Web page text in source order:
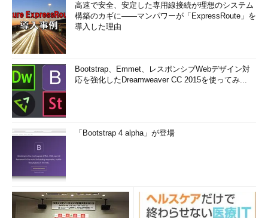
高速で安全、安定した専用線接続が理想のシステム
構築のカギに――マンパワーが「ExpressRoute」を
導入した理由
Bootstrap、Emmet、レスポンシブWebデザイン対
応を強化したDreamweaver CC 2015を使ってみ...
「Bootstrap 4 alpha」が登場